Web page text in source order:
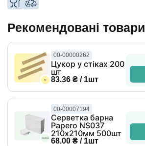
Рекомендовані товари
00-00000262
Цукор у стіках 200
шт
83.36 ₴ / 1шт
00-00007194
Серветка барна
Papero NS037
210х210мм 500шт
68.00 ₴ / 1шт